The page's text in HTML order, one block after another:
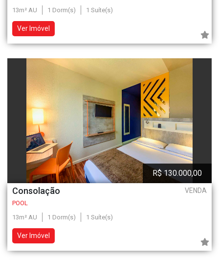
13m² AU
1 Dorm(s) 1 Suíte(s)
Ver Imóvel
Consolação VENDA
R$ 130.000,00
POOL
13m² AU
1 Dorm(s) 1 Suíte(s)
Ver Imóvel